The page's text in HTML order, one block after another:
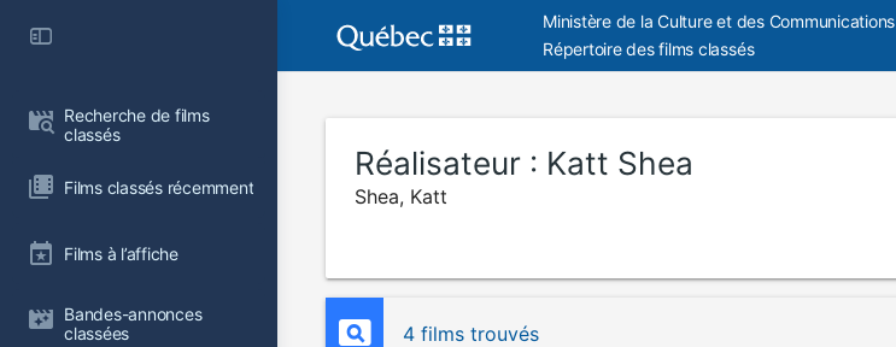
Recherche de films
classés
Films classés récemment
Films à l’affiche
Bandes-annonces
classées
Ministère de la Culture et des Communications
Répertoire des films classés
Réalisateur : Katt Shea
Shea, Katt
4 films trouvés